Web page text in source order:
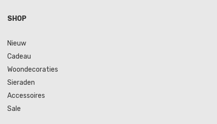
SHOP
Nieuw
Cadeau
Woondecoraties
Sieraden
Accessoires
Sale